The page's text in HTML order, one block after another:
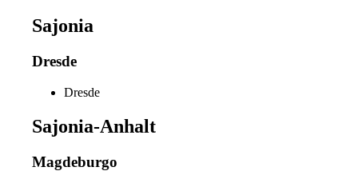
Sajonia
Dresde
Dresde
Sajonia-Anhalt
Magdeburgo